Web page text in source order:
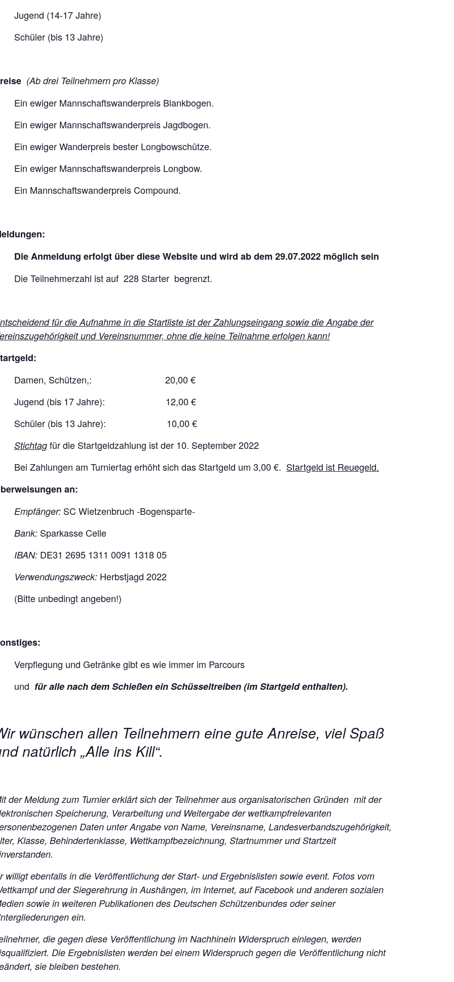
Jugend (14-17 Jahre)
Schüler (bis 13 Jahre)
(Ab drei Teilnehmern pro Klasse)
Ein ewiger Mannschaftswanderpreis Blankbogen.
Ein ewiger Mannschaftswanderpreis Jagdbogen.
Ein ewiger Wanderpreis bester Longbowschütze.
Ein ewiger Mannschaftswanderpreis Longbow.
Ein Mannschaftswanderpreis Compound.
Die Anmeldung erfolgt über diese Website und wird ab dem 29.07.2022 möglich sein
Die Teilnehmerzahl ist auf 228 Starter begrenzt.
für die Aufnahme in die Startliste ist der Zahlungseingang sowie die Angabe der
und Vereinsnummer, ohne die keine Teilnahme erfolgen kann!
Damen, Schützen,: 20,00 €
Jugend (bis 17 Jahre): 12,00 €
Schüler (bis 13 Jahre): 10,00 €
Stichtag für die Startgeldzahlung ist der 10. September 2022
Bei Zahlungen am Turniertag erhöht sich das Startgeld um 3,00 €. Startgeld ist Reuegeld.
an:
Empfänger: SC Wietzenbruch -Bogensparte-
Bank: Sparkasse Celle
IBAN: DE31 2695 1311 0091 1318 05
Verwendungszweck: Herbstjagd 2022
(Bitte unbedingt angeben!)
Verpflegung und Getränke gibt es wie immer im Parcours
und für allenach dem Schießen ein Schüsseltreiben (im Startgeld enthalten).
wünschen allen Teilnehmern eine gute Anreise, viel Spaß
natürlich „Alle ins Kill“.
der Meldung zum Turnier erklärt sich der Teilnehmer aus organisatorischen Gründen mit der
Speicherung, Verarbeitung und Weitergabe der wettkampfrelevanten
Daten unter Angabe von Name, Vereinsname, Landesverbandszugehörigkeit,
Klasse, Behindertenklasse, Wettkampfbezeichnung, Startnummer und Startzeit
willigt ebenfalls in die Veröffentlichung der Start- und Ergebnislisten sowie event. Fotos vom
und der Siegerehrung in Aushängen, im Internet, auf Facebook und anderen sozialen
sowie in weiteren Publikationen des Deutschen Schützenbundes oder seiner
ein.
die gegen diese Veröffentlichung im Nachhinein Widerspruch einlegen, werden
Die Ergebnislisten werden bei einem Widerspruch gegen die Veröffentlichung nicht
sie bleiben bestehen.